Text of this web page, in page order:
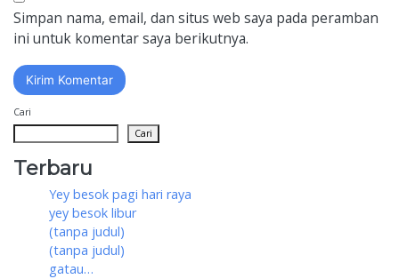
Simpan nama, email, dan situs web saya pada peramban
ini untuk komentar saya berikutnya.
Cari
Cari
Terbaru
Yey besok pagi hari raya
yey besok libur
(tanpa judul)
(tanpa judul)
gatau…